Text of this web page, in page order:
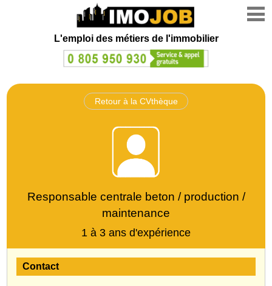
L'emploi des métiers de l'immobilier
Retour à la CVthèque
Responsable centrale beton / production /
maintenance
1 à 3 ans d'expérience
Contact